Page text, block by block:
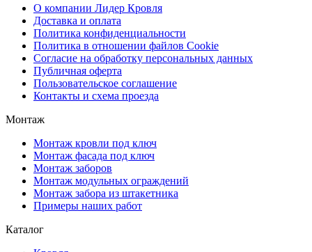
О компании Лидер Кровля
Доставка и оплата
Политика конфиденциальности
Политика в отношении файлов Cookie
Согласие на обработку персональных данных
Публичная оферта
Пользовательское соглашение
Контакты и схема проезда
Монтаж
Монтаж кровли под ключ
Монтаж фасада под ключ
Монтаж заборов
Монтаж модульных ограждений
Монтаж забора из штакетника
Примеры наших работ
Каталог